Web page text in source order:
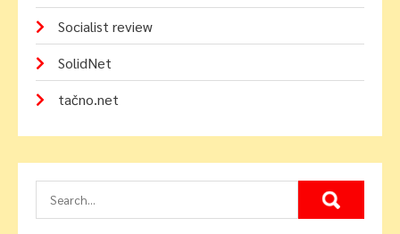
Socialist review
SolidNet
tačno.net